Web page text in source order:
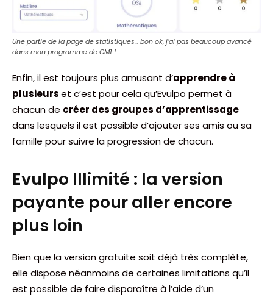
Une partie de la page de statistiques… bon ok, j’ai pas beaucoup avancé
dans mon programme de CM1 !
Enfin, il est toujours plus amusant d’apprendre à
plusieurset c’est pour cela qu’Evulpo permet à
chacun de créer des groupes d’apprentissage
dans lesquels il est possible d’ajouter ses amis ou sa
famille pour suivre la progression de chacun.
Evulpo Illimité : la version
payante pour aller encore
plus loin
Bien que la version gratuite soit déjà très complète,
elle dispose néanmoins de certaines limitations qu’il
est possible de faire disparaître à l’aide d’un